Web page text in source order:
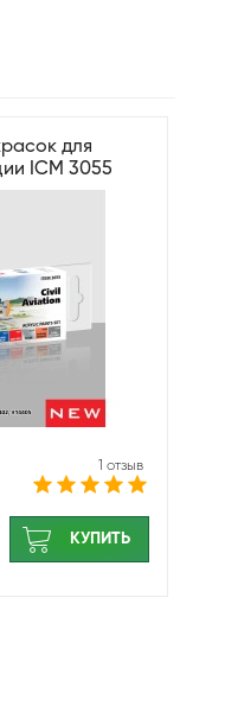
для
ICM 3055
1 отзыв
КУПИТЬ